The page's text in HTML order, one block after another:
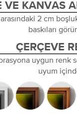
VE KANVAS
2 cm
baskıları
ÇERÇEVE
uygun renk
uyum